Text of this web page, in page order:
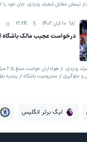
تیمش مقابل شفیلد ونزدی، جان خود را
10 آبان 1402 21.2K
درخواست عجیب مالک باشگاه
دژفون
جلوگیری از محرومیت باشگاه از پنجره
لیگ برتر انگلیس